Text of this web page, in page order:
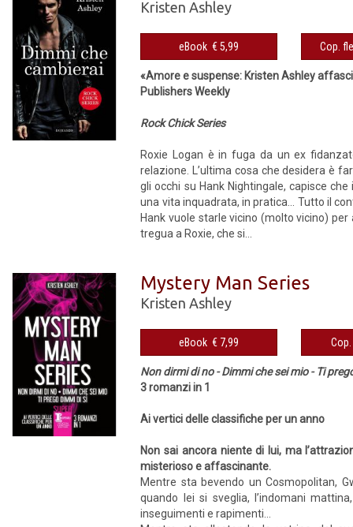
Kristen Ashley
eBook € 5,99
«Amore e suspense: Kristen Ashley
Publishers Weekly
Rock Chick Series
Roxie Logan è in fuga da un ex
relazione. L’ultima cosa che desidera è
gli occhi su Hank Nightingale, capisce
una vita inquadrata, in pratica... Tutto il
Hank vuole starle vicino (molto vicino)
tregua a Roxie, che si...
Mystery Man Series
Kristen Ashley
eBook € 7,99
Non dirmi di no - Dimmi che sei mio - Ti
3 romanzi in 1
Ai vertici delle classifiche per un anno
Non sai ancora niente di lui, ma
misterioso e affascinante.
Mentre sta bevendo un Cosmopolitan,
quando lei si sveglia, l’indomani
inseguimenti e rapimenti…